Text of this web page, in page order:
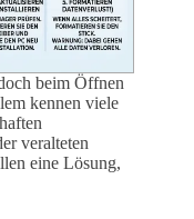
beim Öffnen
kennen viele
veralteten
eine Lösung,